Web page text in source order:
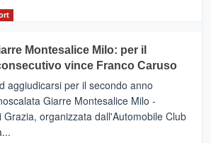
Montesalice Milo: per il
vince Franco Caruso
aggiudicarsi per il secondo anno
Giarre Montesalice Milo -
Grazia, organizzata dall'Automobile Club